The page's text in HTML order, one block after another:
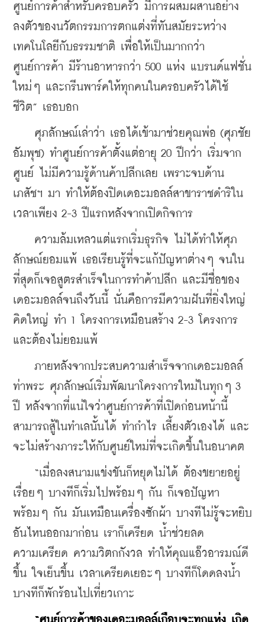
ศูนย์การค้าสำหรับครอบครัว มีการผสมผสานอย่าง
ลงตัวของนวัตกรรมการตกแต่งที่ทันสมัยระหว่าง
เทคโนโลยีกับธรรมชาติ เพื่อให้เป็นมากกว่า
ศูนย์การค้า มีร้านอาหารกว่า 500 แห่ง แบรนด์แฟชั่น
ใหม่ๆ และกรีนพาร์คให้ทุกคนในครอบครัวได้ใช้
ชีวิต” เธอบอก
ศุภลักษณ์เล่าว่า เธอได้เข้ามาช่วยคุณพ่อ (ศุภชัย
อัมพุช) ทำศูนย์การค้าตั้งแต่อายุ 20 ปีกว่า เริ่มจาก
ศูนย์ ไม่มีความรู้ด้านค้าปลีกเลย เพราะจบด้าน
เภสัชฯ มา ทำให้ต้องปิดเดอะมอลล์สาขาราชดำริใน
เวลาเพียง 2-3 ปีแรกหลังจากเปิดกิจการ
ความล้มเหลวแต่แรกเริ่มธุรกิจ ไม่ได้ทำให้ศุภ
ลักษณ์ยอมแพ้ เธอเรียนรู้ที่จะแก้ปัญหาต่างๆ จนใน
ที่สุดก็เจอสูตรสำเร็จในการทำค้าปลีก และมีชื่อของ
เดอะมอลล์จนถึงวันนี้ นั่นคือการมีความฝันที่ยิ่งใหญ่
คิดใหญ่ ทำ 1 โครงการเหมือนสร้าง 2-3 โครงการ
และต้องไม่ยอมแพ้
ภายหลังจากประสบความสำเร็จจากเดอะมอลล์
ท่าพระ ศุภลักษณ์เริ่มพัฒนาโครงการใหม่ในทุกๆ 3
ปี หลังจากที่แน่ใจว่าศูนย์การค้าที่เปิดก่อนหน้านี้
สามารถสู้ในทำเลนั้นได้ ทำกำไร เลี้ยงตัวเองได้ และ
จะไม่สร้างภาระให้กับศูนย์ใหม่ที่จะเกิดขึ้นในอนาคต
“เมื่อลงสนามแข่งขันก็หยุดไม่ได้ ต้องขยายอยู่
เรื่อยๆ บางทีก็เริ่มไปพร้อมๆ กัน ก็เจอปัญหา
พร้อมๆ กัน มันเหมือนเครื่องซักผ้า บางทีไม่รู้จะหยิบ
อันไหนออกมาก่อน เราก็เครียด น้ำช่วยลด
ความเครียด ความวิตกกังวล ทำให้คุณแอ๊วอารมณ์ดี
ขึ้น ใจเย็นขึ้น เวลาเครียดเยอะๆ บางทีก็โดดลงน้ำ
บางทีก็พักร้อนไปเที่ยวเกาะ
“ศูนย์การค้าของเดอะมอลล์เกือบจะทุกแห่ง เกิด